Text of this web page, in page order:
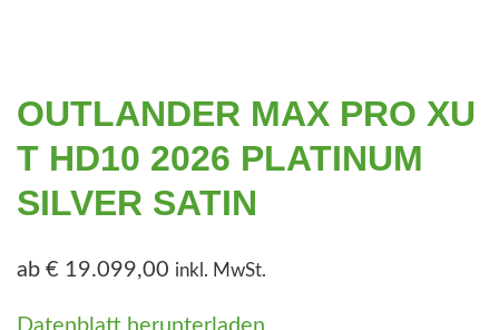
OUTLANDER MAX PRO XU
T HD10 2026 PLATINUM
SILVER SATIN
ab € 19.099,00 inkl. MwSt.
Datenblatt herunterladen